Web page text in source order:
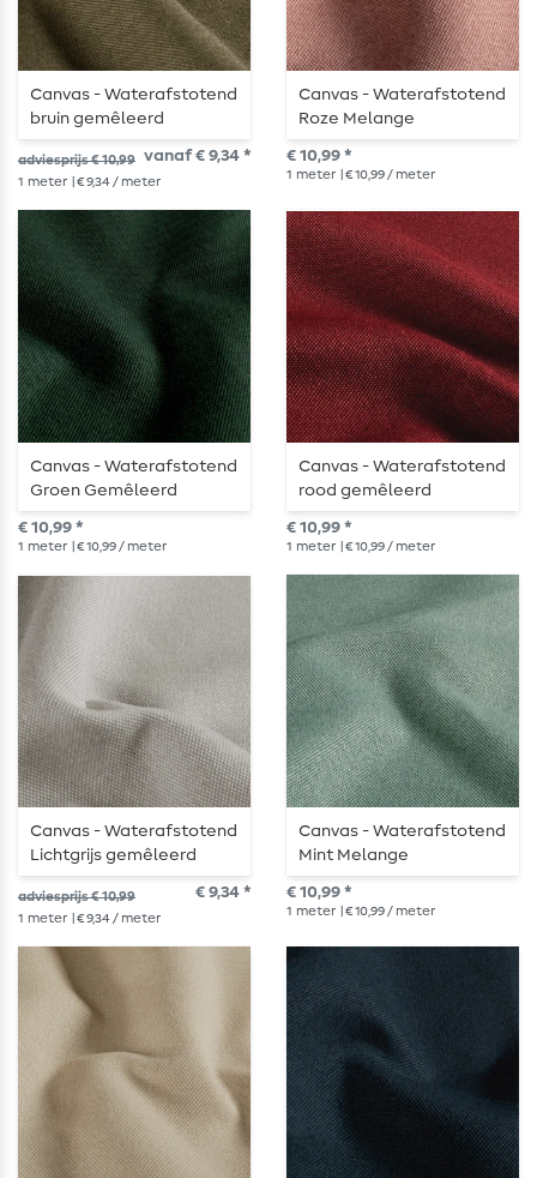
Canvas - Waterafstotend
bruin gemêleerd
adviesprijs € 10,99 vanaf € 9,34 *
1 meter | € 9,34 / meter
Canvas - Waterafstotend
Roze Melange
€ 10,99 *
1 meter | € 10,99 / meter
Canvas - Waterafstotend
Groen Gemêleerd
€ 10,99 *
1 meter | € 10,99 / meter
Canvas - Waterafstotend
rood gemêleerd
€ 10,99 *
1 meter | € 10,99 / meter
Canvas - Waterafstotend
Lichtgrijs gemêleerd
adviesprijs € 10,99 € 9,34 *
1 meter | € 9,34 / meter
Canvas - Waterafstotend
Mint Melange
€ 10,99 *
1 meter | € 10,99 / meter